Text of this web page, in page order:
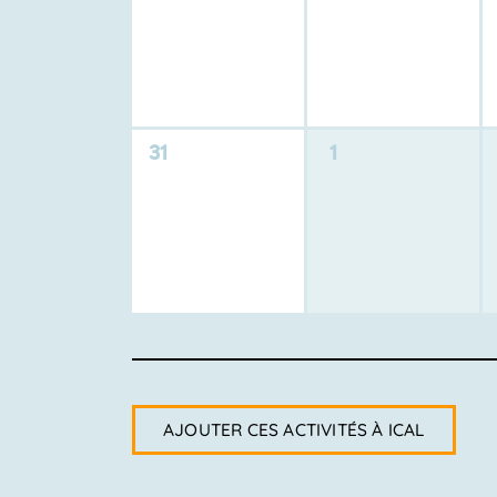
0
31
0
1
AJOUTER CES ACTIVITÉS À ICAL